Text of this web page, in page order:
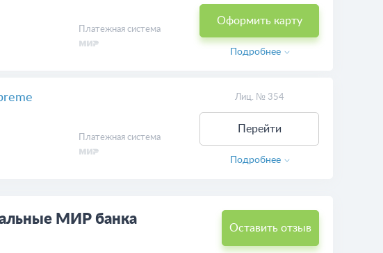
Платежная система
Оформить карту
Подробнее
Платежная система
Лиц. № 354
Перейти
Подробнее
МИР банка
Оставить отзыв